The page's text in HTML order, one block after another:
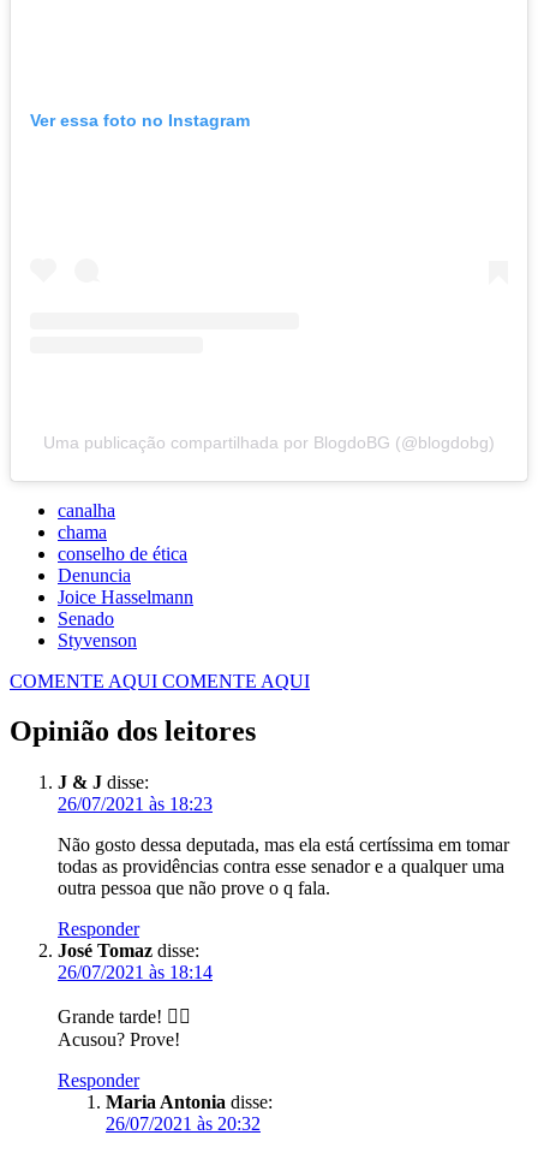
Ver essa foto no Instagram
Uma publicação compartilhada por BlogdoBG (@blogdobg)
canalha
chama
conselho de ética
Denuncia
Joice Hasselmann
Senado
Styvenson
COMENTE AQUI COMENTE AQUI
Opinião dos leitores
J & J disse:
26/07/2021 às 18:23
Não gosto dessa deputada, mas ela está certíssima em tomar
todas as providências contra esse senador e a qualquer uma
outra pessoa que não prove o q fala.
Responder
José Tomaz disse:
26/07/2021 às 18:14
Grande tarde! 👍🏻
Acusou? Prove!
Responder
Maria Antonia disse:
26/07/2021 às 20:32